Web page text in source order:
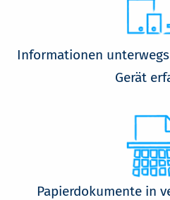
Informationen
Gerät
Papierdokumente in